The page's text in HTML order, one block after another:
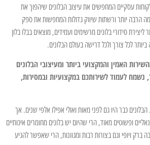
עסקיים המחפשים את עיצוב הבלונים שיהפוך את
יותר ורשתות שיווק גדולות המחפשות את ספק
ליצירת סידורי בלונים מרשימים ועמידים, מוצאים בבלו בלון
לכל צורך ולכל דרישה בעולם הבלונים.
האמין והמקצועי ביותר ומעיצובי הבלונים
נשמח לעמוד לשירותכם במקצועיות ובמסירות,
כבר היו גם לפני מאות ואולי אפילו אלפי שנים. אך
ופשוטים מאוד, הרי שהיום יש בלונים מחומרים איכותיים
ויופי וגם בצורות רבות ומגוונות, הרי שאפשר להגיע